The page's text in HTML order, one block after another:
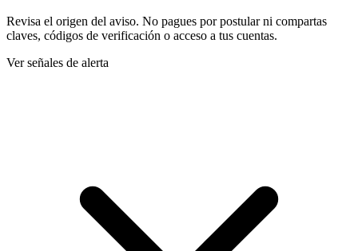
Revisa el origen del aviso. No pagues por postular ni compartas
claves, códigos de verificación o acceso a tus cuentas.
Ver señales de alerta